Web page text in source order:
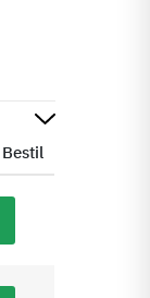
Bestil